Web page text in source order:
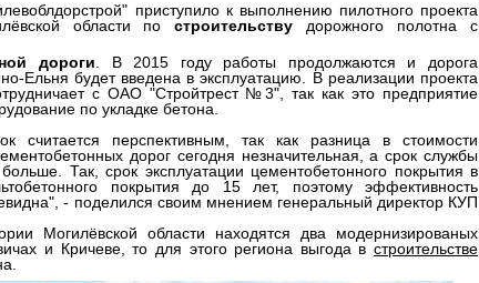
приступило к выполнению пилотного проекта
области построительству дорожного полотна с
дороги . В 2015 году работы продолжаются и дорога
Ельня будет введена в эксплуатацию. В реализации проекта
с ОАО "Стройтрест №3", так как это предприятие
по укладке бетона.
считается перспективным, так как разница в стоимости
дорог сегодня незначительная, а срок службы
больше. Так, срок эксплуатации цементобетонного покрытия в
покрытия до 15 лет, поэтому эффективность
- поделился своим мнением генеральный директор КУП
Могилёвской области находятся два модернизированых
и Кричеве, то для этого региона выгода в строительстве